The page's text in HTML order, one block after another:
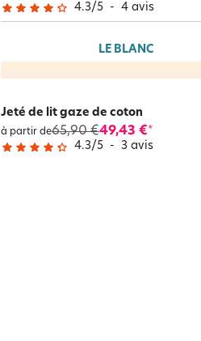
4.3/5 - 4 avis
LE BLANC
Jeté de lit gaze de coton
à partir de65,90 €49,43 €*
4.3/5 - 3 avis